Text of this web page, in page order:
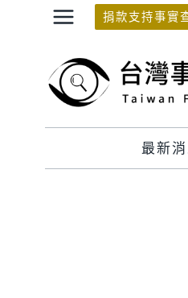
捐款支持事實
最新